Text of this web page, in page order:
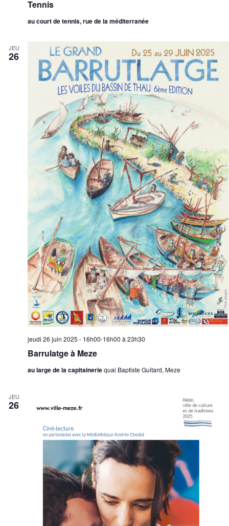
Tennis
au court de tennis, rue de la méditerranée
JEU
26
Barrulatge à Meze
jeudi 26 juin 2025 - 16h00-16h00 à23h30
au large de la capitaineriequai Baptiste Guitard, Meze
JEU
26